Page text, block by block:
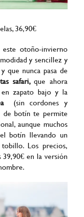
36,90€
otoño-invierno
y sencillez y
que nunca pasa de
safari,que ahora
en zapato bajo y la
(sin cordones y
de botín te permite
aunque muchos
botín llevando un
Los precios,
39,90€ en la versión